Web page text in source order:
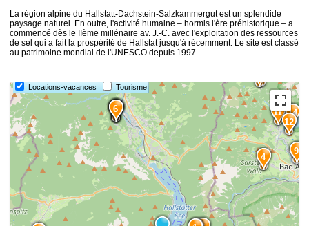
La région alpine du Hallstatt-Dachstein-Salzkammergut est un splendide
paysage naturel. En outre, l'activité humaine – hormis l'ère préhistorique – a
commencé dès le IIème millénaire av. J.-C. avec l'exploitation des ressources
de sel qui a fait la prospérité de Hallstat jusqu'à récemment. Le site est classé
au patrimoine mondial de l'UNESCO depuis 1997.
Locations-vacances Tourisme
14
13
12
11
9
8
7
6
4